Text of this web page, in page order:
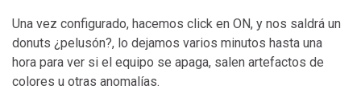
Una vez configurado, hacemos click en ON, y nos saldrá un
donuts ¿pelusón?, lo dejamos varios minutos hasta una
hora para ver si el equipo se apaga, salen artefactos de
colores u otras anomalías.